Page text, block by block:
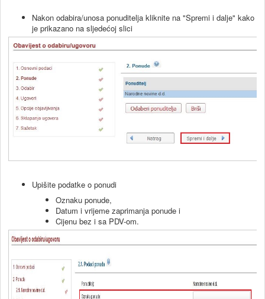
Nakon odabira/unosa ponuditelja kliknite na "Spremi i dalje" kako
je prikazano na sljedećoj slici
Upišite podatke o ponudi
Oznaku ponude,
Datum i vrijeme zaprimanja ponude i
Cijenu bez i sa PDV-om.